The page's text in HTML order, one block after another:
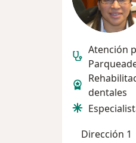
Atención
dentales
Dirección 1